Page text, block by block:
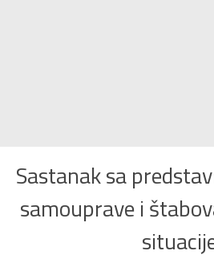
Sastanak sa
samouprave i